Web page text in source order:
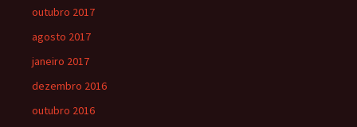
outubro 2017
agosto 2017
janeiro 2017
dezembro 2016
outubro 2016